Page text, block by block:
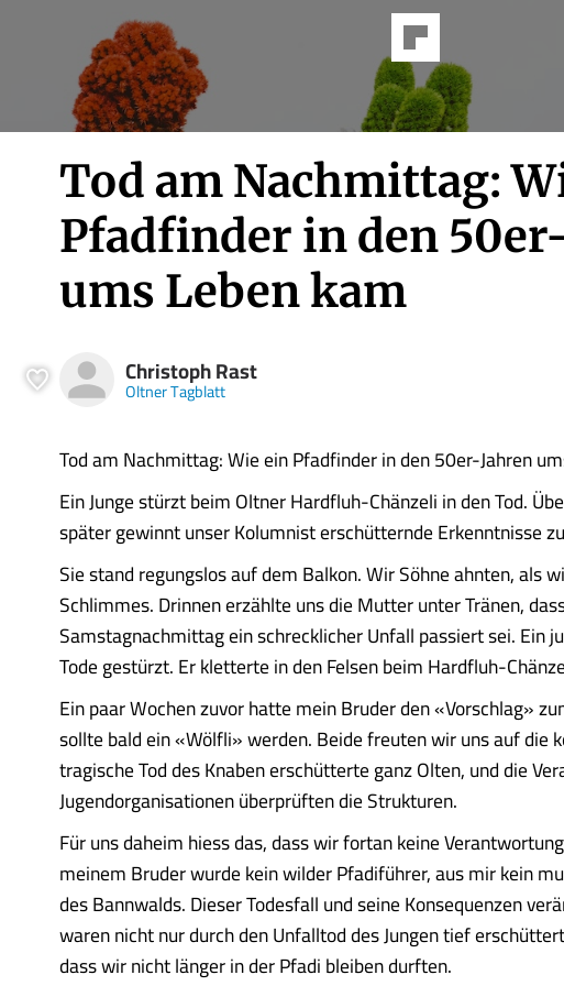
Tod am Nachmittag:
Pfadfinder in den
ums Leben kam
Christoph Rast
Oltner Tagblatt
Tod am Nachmittag: Wie ein Pfadfinder in den 50er-Jahren
Ein Junge stürzt beim Oltner Hardfluh-Chänzeli in den Tod.
später gewinnt unser Kolumnist erschütternde Erkenntnisse
Sie stand regungslos auf dem Balkon. Wir Söhne ahnten, als
Schlimmes. Drinnen erzählte uns die Mutter unter Tränen,
Samstagnachmittag ein schrecklicher Unfall passiert sei. Ein
Tode gestürzt. Er kletterte in den Felsen beim Hardfluh-
Ein paar Wochen zuvor hatte mein Bruder den «Vorschlag»
sollte bald ein «Wölfli» werden. Beide freuten wir uns auf die
tragische Tod des Knaben erschütterte ganz Olten, und die
Jugendorganisationen überprüften die Strukturen.
Für uns daheim hiess das, dass wir fortan keine
meinem Bruder wurde kein wilder Pfadiführer, aus mir kein
des Bannwalds. Dieser Todesfall und seine Konsequenzen
waren nicht nur durch den Unfalltod des Jungen tief
dass wir nicht länger in der Pfadi bleiben durften.